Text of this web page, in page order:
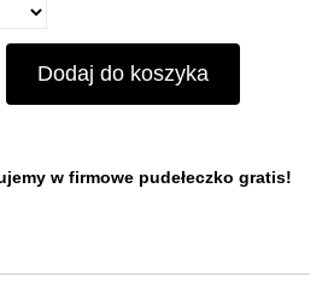
Dodaj do koszyka
w firmowe pudełeczko gratis!